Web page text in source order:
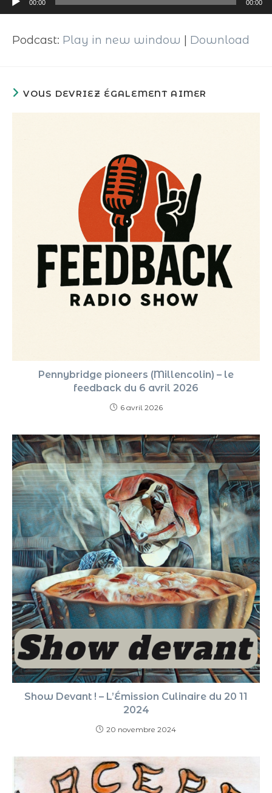
audio
00:00 00:00
Podcast: Play in new window Download
VOUS DEVRIEZ ÉGALEMENT AIMER
Pennybridge pioneers (Millencolin) – le
feedback du 6 avril 2026
6 avril 2026
Show Devant ! – L’Émission Culinaire du 20 11
2024
20 novembre 2024